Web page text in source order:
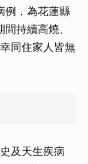
例，為花蓮縣
持續高燒、
同住家人皆無
及天生疾病